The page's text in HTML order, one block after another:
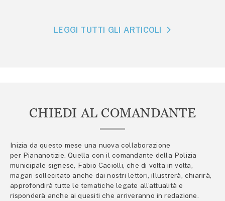
LEGGI TUTTI GLI ARTICOLI
CHIEDI AL COMANDANTE
Inizia da questo mese una nuova collaborazione
per Piananotizie. Quella con il comandante della Polizia
municipale signese, Fabio Caciolli, che di volta in volta,
magari sollecitato anche dai nostri lettori, illustrerà, chiarirà,
approfondirà tutte le tematiche legate all’attualità e
risponderà anche ai quesiti che arriveranno in redazione.